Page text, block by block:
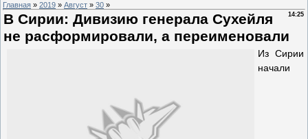
Главная » 2019 » Август » 30 »
14:25
В Сирии: Дивизию генерала Сухейля
не расформировали, а переименовали
Из Сирии
начали